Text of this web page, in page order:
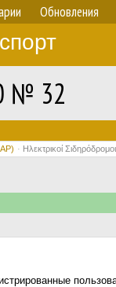
Обновления
№ 32
Ηλεκτρικοί